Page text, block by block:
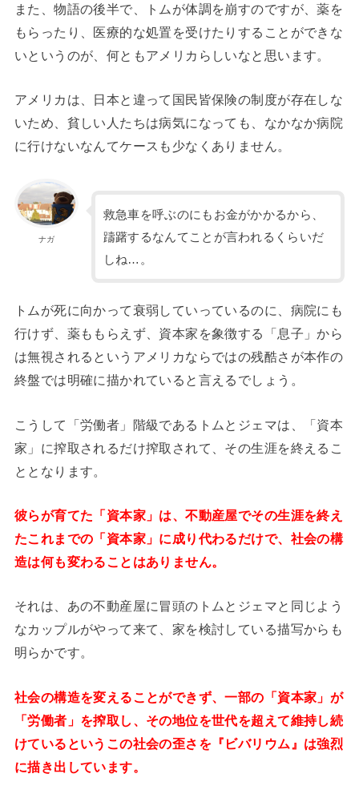
また、物語の後半で、トムが体調を崩すのですが、薬を
もらったり、医療的な処置を受けたりすることができな
いというのが、何ともアメリカらしいなと思います。
アメリカは、日本と違って国民皆保険の制度が存在しな
いため、貧しい人たちは病気になっても、なかなか病院
に行けないなんてケースも少なくありません。
ナガ
救急車を呼ぶのにもお金がかかるから、
躊躇するなんてことが言われるくらいだ
しね…。
トムが死に向かって衰弱していっているのに、病院にも
行けず、薬ももらえず、資本家を象徴する「息子」から
は無視されるというアメリカならではの残酷さが本作の
終盤では明確に描かれていると言えるでしょう。
こうして「労働者」階級であるトムとジェマは、「資本
家」に搾取されるだけ搾取されて、その生涯を終えるこ
ととなります。
彼らが育てた「資本家」は、不動産屋でその生涯を終え
たこれまでの「資本家」に成り代わるだけで、社会の構
造は何も変わることはありません。
それは、あの不動産屋に冒頭のトムとジェマと同じよう
なカップルがやって来て、家を検討している描写からも
明らかです。
社会の構造を変えることができず、一部の「資本家」が
「労働者」を搾取し、その地位を世代を超えて維持し続
けているというこの社会の歪さを『ビバリウム』は強烈
に描き出しています。